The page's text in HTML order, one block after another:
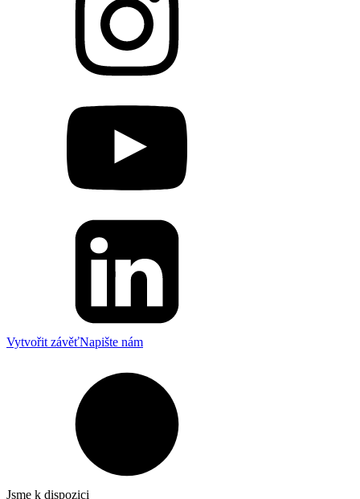
Vytvořit závěťNapište nám
Jsme k dispozici